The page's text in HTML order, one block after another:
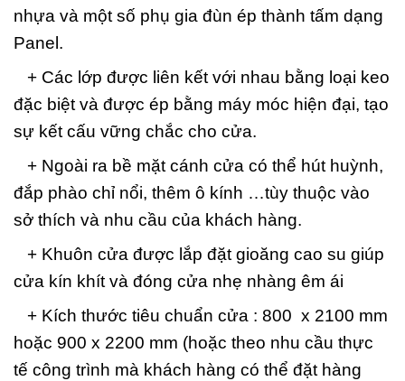
nhựa và một số phụ gia đùn ép thành tấm dạng
Panel.
+ Các lớp được liên kết với nhau bằng loại keo
đặc biệt và được ép bằng máy móc hiện đại, tạo
sự kết cấu vững chắc cho cửa.
+ Ngoài ra bề mặt cánh cửa có thể hút huỳnh,
đắp phào chỉ nổi, thêm ô kính …tùy thuộc vào
sở thích và nhu cầu của khách hàng.
+ Khuôn cửa được lắp đặt gioăng cao su giúp
cửa kín khít và đóng cửa nhẹ nhàng êm ái
+ Kích thước tiêu chuẩn cửa : 800 x 2100 mm
hoặc 900 x 2200 mm (hoặc theo nhu cầu thực
tế công trình mà khách hàng có thể đặt hàng